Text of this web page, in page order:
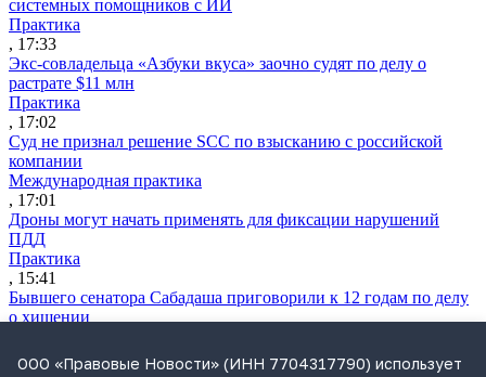
системных помощников с ИИ
Практика
, 17:33
Экс-совладельца «Азбуки вкуса» заочно судят по делу о
растрате $11 млн
Практика
, 17:02
Суд не признал решение SCC по взысканию с российской
компании
Международная практика
, 17:01
Дроны могут начать применять для фиксации нарушений
ПДД
Практика
, 15:41
Бывшего сенатора Сабадаша приговорили к 12 годам по делу
о хищении
, 15:29
ООО «Правовые Новости» (ИНН 7704317790) использует